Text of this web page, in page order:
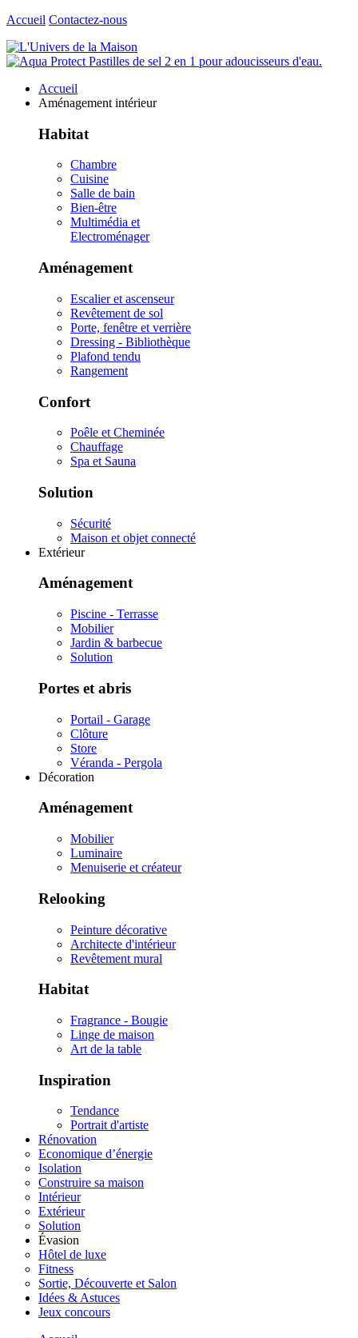
Accueil Contactez-nous
Accueil
Aménagement intérieur
Habitat
Chambre
Cuisine
Salle de bain
Bien-être
Multimédia et
Electroménager
Aménagement
Escalier et ascenseur
Revêtement de sol
Porte, fenêtre et verrière
Dressing - Bibliothèque
Plafond tendu
Rangement
Confort
Poêle et Cheminée
Chauffage
Spa et Sauna
Solution
Sécurité
Maison et objet connecté
Extérieur
Aménagement
Piscine - Terrasse
Mobilier
Jardin & barbecue
Solution
Portes et abris
Portail - Garage
Clôture
Store
Véranda - Pergola
Décoration
Aménagement
Mobilier
Luminaire
Menuiserie et créateur
Relooking
Peinture décorative
Architecte d'intérieur
Revêtement mural
Habitat
Fragrance - Bougie
Linge de maison
Art de la table
Inspiration
Tendance
Portrait d'artiste
Rénovation
Economique d’énergie
Isolation
Construire sa maison
Intérieur
Extérieur
Solution
Évasion
Hôtel de luxe
Fitness
Sortie, Découverte et Salon
Idées & Astuces
Jeux concours